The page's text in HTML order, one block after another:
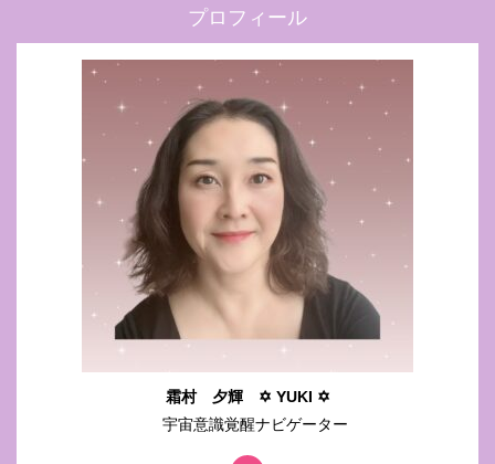
プロフィール
霜村 夕輝 ✡ YUKI ✡
宇宙意識覚醒ナビゲーター